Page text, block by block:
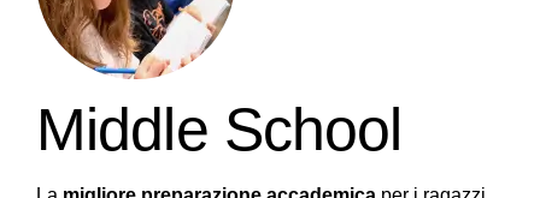
Middle School